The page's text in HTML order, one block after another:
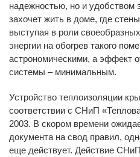
надежностью, но и удобством
захочет жить в доме, где
выступая в роли
энергии на обогрев такого
астрономическими, а эффект
системы – минимальным.
Устройство теплоизоляции
соответствии с СНиП
2003. В скором времени
документа на свод правил,
еще действует. Действие